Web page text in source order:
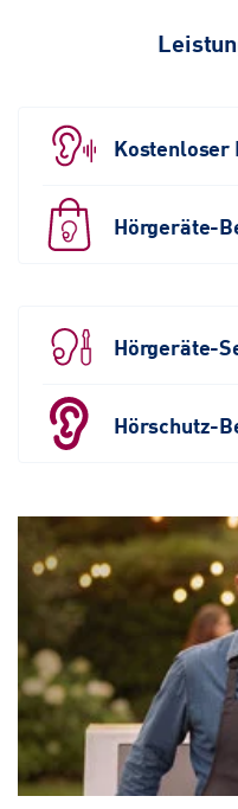
Kostenloser
Hörgeräte-
Hörgeräte-
Hörschutz-